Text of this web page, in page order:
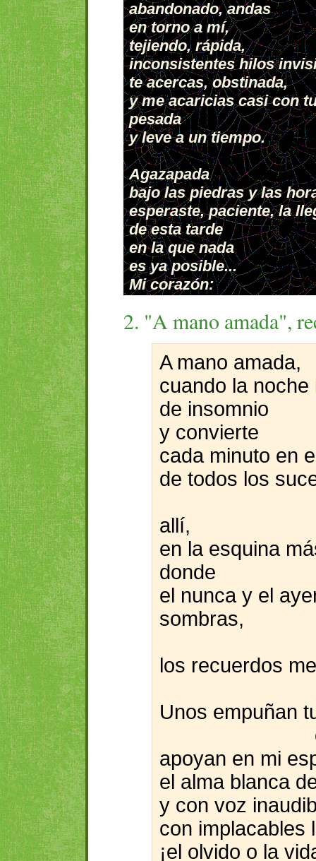
2. "A mano amada",
A mano amada,
cuando la
de insomnio
y convierte
cada minuto en
de todos los
allí,
en la esquina
donde
el nunca y el
sombras,
los recuerdos
Unos empuñan
apoyan en mi
el alma blanca
y con voz
con implacables
¡el olvido o la